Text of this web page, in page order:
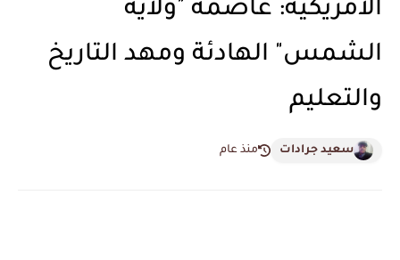
الامريكية: عاصمة "ولاية
الشمس" الهادئة ومهد التاريخ
والتعليم
سعيد جرادات منذ عام